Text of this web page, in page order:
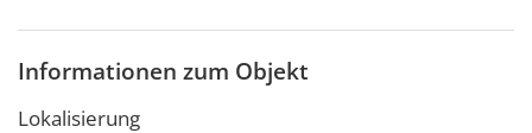
Informationen zum Objekt
Lokalisierung